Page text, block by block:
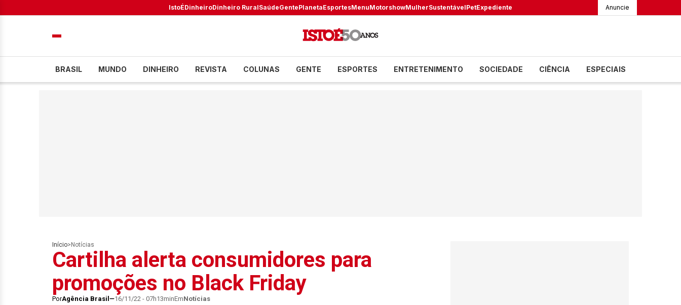
IstoÉDinheiroDinheiro RuralSaúdeGentePlanetaEsportesMenuMotorshowMulherSustentávelPetExpediente Anuncie
BRASIL MUNDO DINHEIRO REVISTA COLUNAS GENTE ESPORTES ENTRETENIMENTO SOCIEDADE CIÊNCIA ESPECIAIS
Início> Notícias
Cartilha alerta consumidores para
promoções no Black Friday
PorAgência Brasil 16/11/22 - 07h13minEmNotícias